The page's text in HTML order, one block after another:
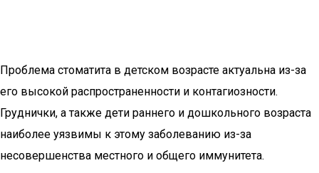
Проблема стоматита в детском возрасте актуальна из-за
его высокой распространенности и контагиозности.
Груднички, а также дети раннего и дошкольного возраста
наиболее уязвимы к этому заболеванию из-за
несовершенства местного и общего иммунитета.